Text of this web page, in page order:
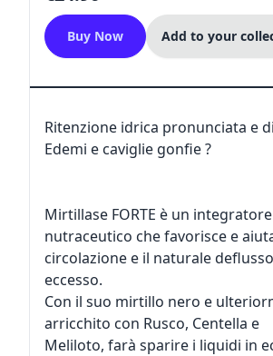
Buy Now Add to your
Ritenzione idrica pronunciata e
Edemi e caviglie gonfie ?
Mirtillase FORTE è un integratore
nutraceutico che favorisce e
circolazione e il naturale
eccesso.
Con il suo mirtillo nero e
arricchito con Rusco, Centella e
Meliloto, farà sparire i liquidi in